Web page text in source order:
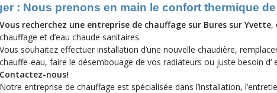
: Nous prenons en main le confort thermique
Vous recherchez une entreprise de chauffage sur Bures sur Yvette,
chauffage et d’eau chaude sanitaires.
Vous souhaitez effectuer installation d’une nouvelle chaudière,
chauffe-eau, faire le désembouage de vos radiateurs ou juste besoin d’
Contactez-nous!
Notre entreprise de chauffage est spécialisée dans l’installation,